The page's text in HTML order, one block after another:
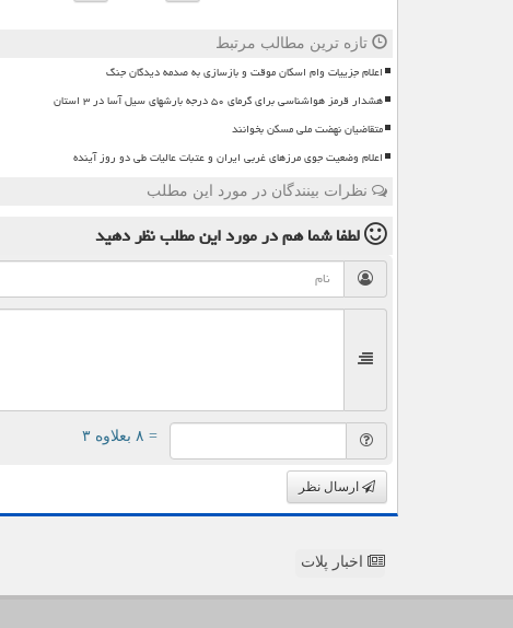
تازه ترین مطالب مرتبط
اعلام جزییات وام اسکان موقت و بازسازی به صدمه دیدگان جنگ
هشدار قرمز هواشناسی برای گرمای ۵۰ درجه بارشهای سیل آسا در ۳ استان
متقاضیان نهضت ملی مسکن بخوانند
اعلام وضعیت جوی مرزهای غربی ایران و عتبات عالیات طی دو روز آینده
نظرات بینندگان در مورد این مطلب
لطفا شما همدر مورد این مطلبنظر دهید
= ۸ بعلاوه ۳
ارسال نظر
اخبار پلات